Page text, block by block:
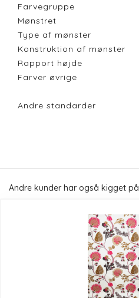
Farvegruppe
Mønstret
Type af mønster
Konstruktion af mønster
Rapport højde
Farver øvrige
Andre standarder
Andre kunder har også kigget på